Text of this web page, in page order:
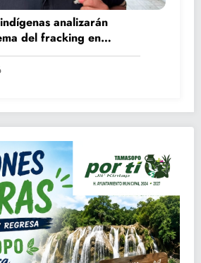
analizarán
del fracking en